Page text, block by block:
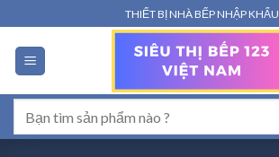
qua
nội
dung
THIẾT BỊ NHÀ BẾP NHẬP KHẨU
kiếm: